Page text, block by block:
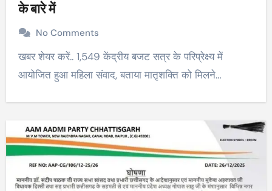
के बारे में
No Comments
खबर शेयर करें.. 1,549 केंद्रीय बजट सत्र के परिप्रेक्ष्य में
आयोजित हुआ महिला संवाद, बताया मातृशक्ति को मिलने…